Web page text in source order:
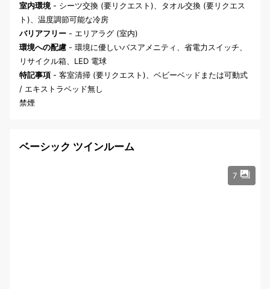
室内環境 - シーツ交換 (要リクエスト)、タオル交換 (要リクエス
ト)、温度調節可能な冷房
バリアフリー - エリアラグ (室内)
環境への配慮 - 環境に優しいバスアメニティ、省電力スイッチ、
リサイクル箱、LED 電球
特記事項 - 客室清掃 (要リクエスト)、ベビーベッドまたは可動式
/ エキストラベッド無し
禁煙
ベーシック ツインルーム
7